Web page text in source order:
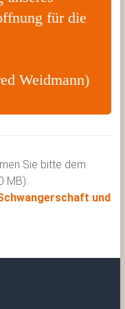
für die
Weidmann)
Sie bitte dem
MB):
und